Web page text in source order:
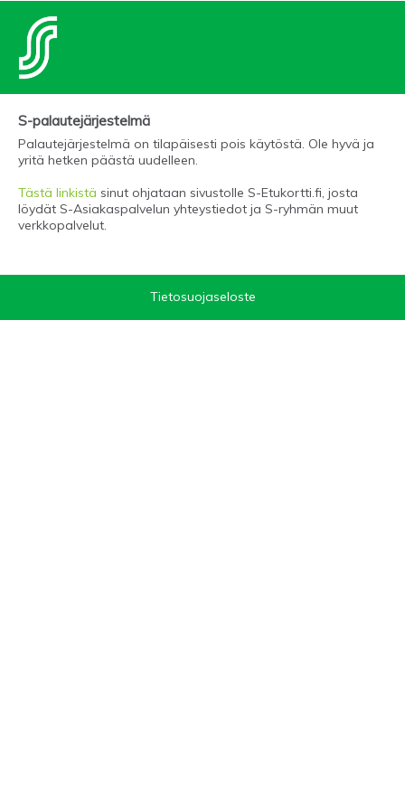
S-palautejärjestelmä
Palautejärjestelmä on tilapäisesti pois käytöstä. Ole hyvä ja
yritä hetken päästä uudelleen.
Tästä linkistä sinut ohjataan sivustolle S-Etukortti.fi, josta
löydät S-Asiakaspalvelun yhteystiedot ja S-ryhmän muut
verkkopalvelut.
Tietosuojaseloste